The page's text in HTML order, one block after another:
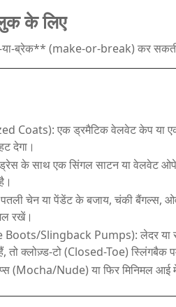
लुक के लिए
या-ब्रेक** (make-or-break) कर
Coats): एक ड्रमैटिक वेलवेट केप या
देगा।
के साथ एक सिंगल साटन या वेलवेट
चेन या पेंडेंट के बजाय, चंकी बैंगल्स,
रखें।
Boots/Slingback Pumps): लेदर
तो क्लोज़्ड-टो (Closed-Toe) स्लिंगबैक
(Mocha/Nude) या फिर मिनिमल